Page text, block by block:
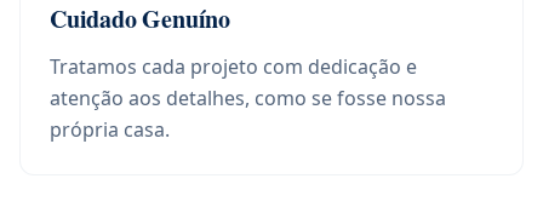
Cuidado Genuíno
Tratamos cada projeto com dedicação e
atenção aos detalhes, como se fosse nossa
própria casa.